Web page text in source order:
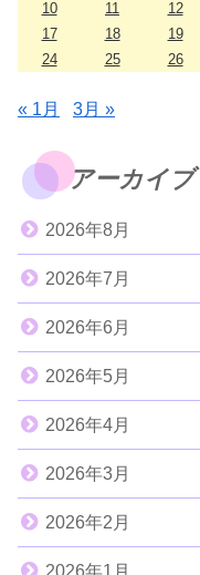
10
11 12
17
18 19
24
25 26
« 1月 3月 »
アーカイブ
2026年8月
2026年7月
2026年6月
2026年5月
2026年4月
2026年3月
2026年2月